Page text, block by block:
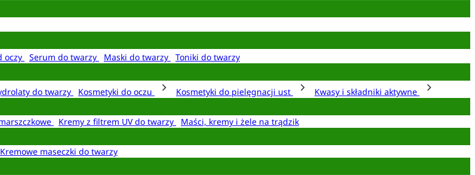
oczy Serum do twarzy Maski do twarzy
Toniki do twarzy
do twarzy Kosmetyki do oczu Kosmetyki do pielęgnacji ust
Kwasy i składniki aktywne
Kremy z filtrem UV do twarzy
Maści, kremy i żele na trądzik
Kremowe maseczki do twarzy